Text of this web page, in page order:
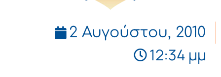
2 Αυγούστου, 2010
12:34 μμ